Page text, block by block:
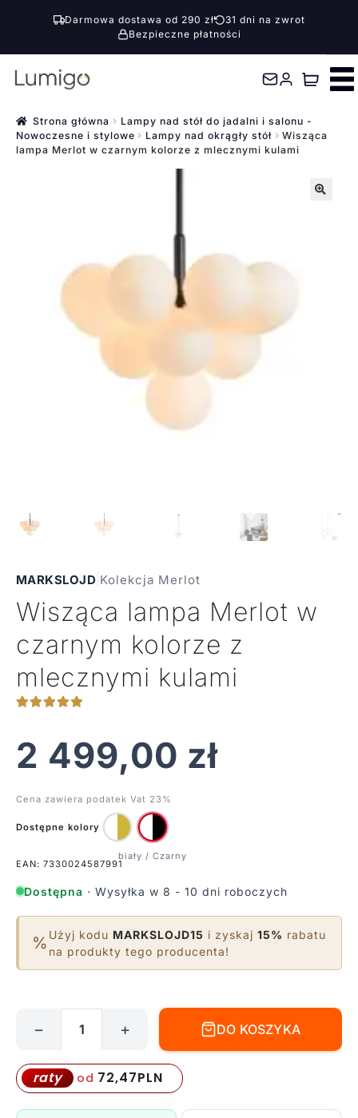
Darmowa dostawa od 290 zł
31 dni na zwrot
Bezpieczne płatności
Przejdź
nawigacji
Przejdź
treści Strona główna
Lampy nad stół do jadalni i salonu -
Nowoczesne i stylowe
Lampy nad okrągły stół
Wisząca
lampa Merlot w czarnym kolorze z mlecznymi kulami
MARKSLOJD Kolekcja Merlot
Wisząca lampa Merlot w
czarnym kolorze z
mlecznymi kulami
2 499,00 zł
Cena zawiera podatek Vat 23%
Dostępne kolory
EAN: 7330024587991
Dostępna · Wysyłka w 8 - 10 dni roboczych
% Użyj kodu MARKSLOJD15 i zyskaj 15% rabatu
na produkty tego producenta!
lampa
Merlot
w
− + DO KOSZYKA
raty od 72,47PLN